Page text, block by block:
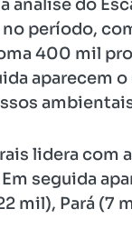
análise do
período,
400 mil
aparecem
lidera com
seguida
mil), Pará (7